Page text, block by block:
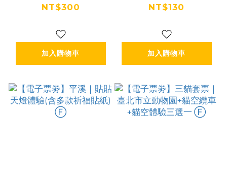
乙份+巧克力微電
入園) Ⓕ
NT$300
加入購物車
四館聯票全票 Ⓕ
NT$130
加入購物車